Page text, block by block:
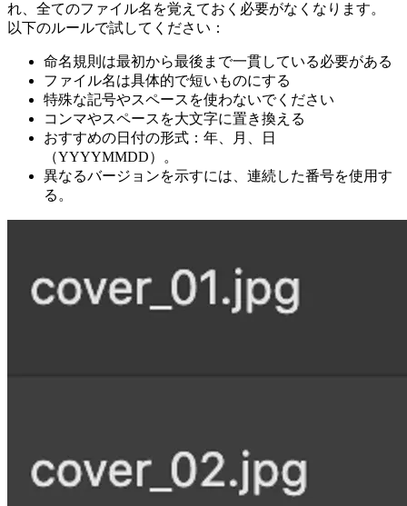
れ、全てのファイル名を覚えておく必要がなくなります。
以下のルールで試してください：
命名規則は最初から最後まで一貫している必要がある
ファイル名は具体的で短いものにする
特殊な記号やスペースを使わないでください
コンマやスペースを大文字に置き換える
おすすめの日付の形式：年、月、日
（YYYYMMDD）。
異なるバージョンを示すには、連続した番号を使用す
る。